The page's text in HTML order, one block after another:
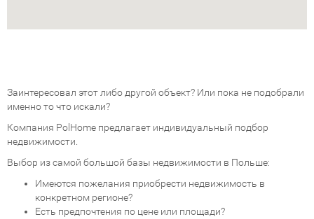
Заинтересовал этот либо другой объект? Или пока не подобрали
именно то что искали?
Компания PolHome предлагает индивидуальный подбор
недвижимости.
Выбор из самой большой базы недвижимости в Польше:
Имеются пожелания приобрести недвижимость в
конкретном регионе?
Есть предпочтения по цене или площади?